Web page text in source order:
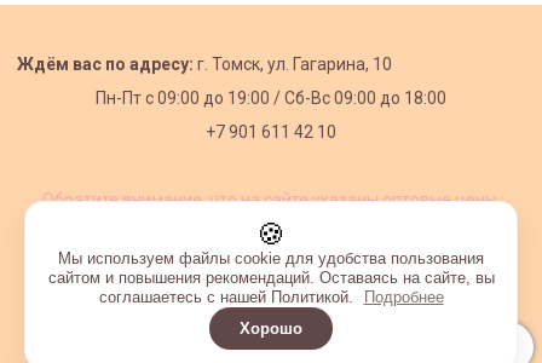
Ждём вас по адресу: г. Томск, ул. Гагарина, 10
Пн-Пт с09:00 до 19:00 /Сб-Вс 09:00 до 18:00
+7 901 611 42 10
Обратите внимание, что на сайте указаны оптовые цены,
Интернет-магазин создан на InSales
🍪
Мы используем файлы cookie для удобства пользования
сайтом и повышения рекомендаций. Оставаясь на сайте, вы
соглашаетесь с нашей Политикой.
Подробнее
Хорошо